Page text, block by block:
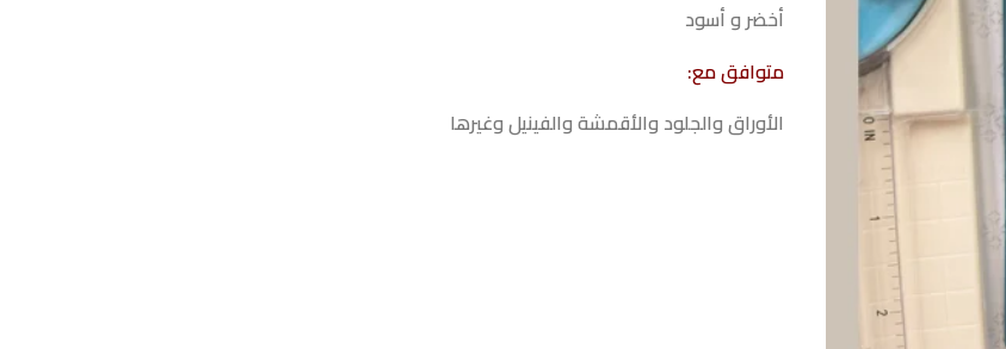
أخضر و أسود
متوافق مع:
الأوراق والجلود والأقمشة والفينيل وغيرها